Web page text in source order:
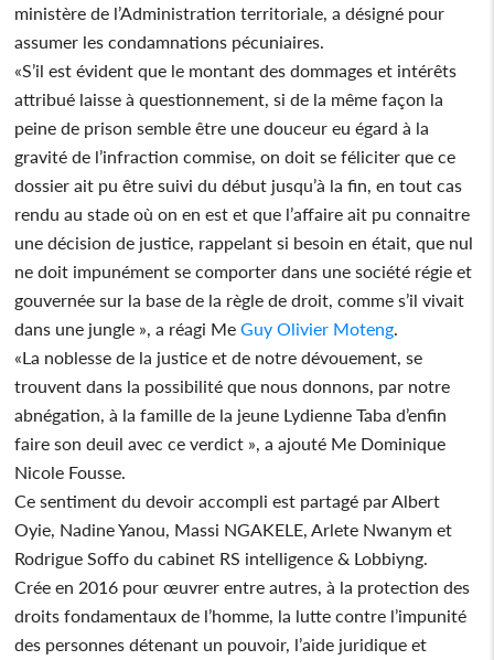
ministère de l’Administration territoriale, a désigné pour
assumer les condamnations pécuniaires.
«S’il est évident que le montant des dommages et intérêts
attribué laisse à questionnement, si de la même façon la
peine de prison semble être une douceur eu égard à la
gravité de l’infraction commise, on doit se féliciter que ce
dossier ait pu être suivi du début jusqu’à la fin, en tout cas
rendu au stade où on en est et que l’affaire ait pu connaitre
une décision de justice, rappelant si besoin en était, que nul
ne doit impunément se comporter dans une société régie et
gouvernée sur la base de la règle de droit, comme s’il vivait
dans une jungle », a réagi MeGuy Olivier Moteng
«La noblesse de la justice et de notre dévouement, se
trouvent dans la possibilité que nous donnons, par notre
abnégation, à la famille de la jeune Lydienne Taba d’enfin
faire son deuil avec ce verdict », a ajouté Me Dominique
Nicole Fousse.
Ce sentiment du devoir accompli est partagé par Albert
Oyie, Nadine Yanou, Massi NGAKELE, Arlete Nwanym et
Rodrigue Soffo du cabinet RS intelligence & Lobbiyng.
Crée en 2016 pour œuvrer entre autres, à la protection des
droits fondamentaux de l’homme, la lutte contre l’impunité
des personnes détenant un pouvoir, l’aide juridique et